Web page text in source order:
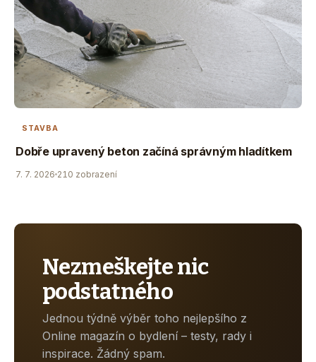
STAVBA
Dobře upravený beton začíná správným hladítkem
7. 7. 2026 210 zobrazení
Nezmeškejte nic
podstatného
Jednou týdně výběr toho nejlepšího z
Online magazín o bydlení – testy, rady i
inspirace. Žádný spam.